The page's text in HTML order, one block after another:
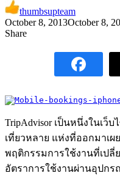
thumbsupteam
October 8, 2013October 8,
Share
TripAdvisor เป็นหนึ่งในเว็
เที่ยวหลาย แห่งที่ออกมาเ
พฤติกรรมการใช้งานที่เปลี่
อัตราการใช้งานผ่านอุปก